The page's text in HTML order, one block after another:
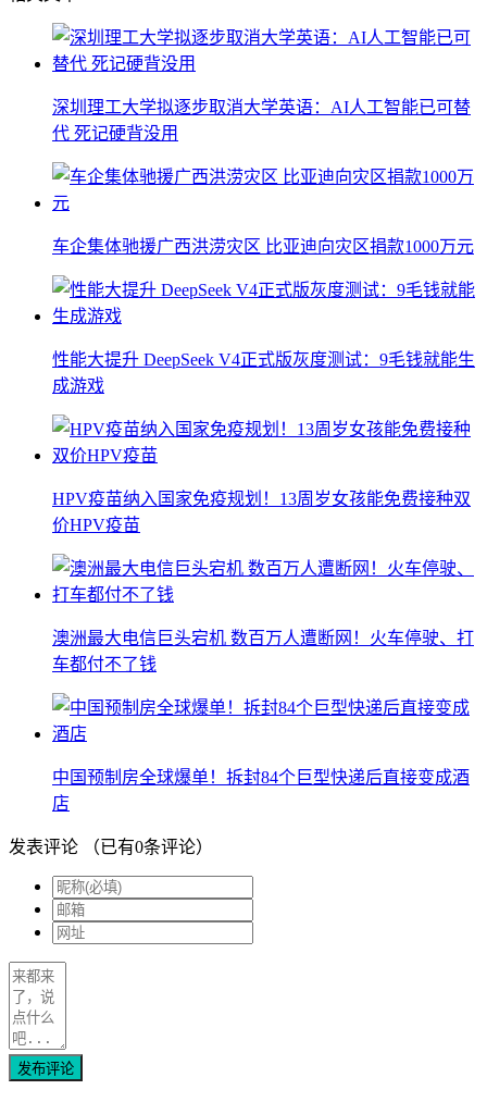
深圳理工大学拟逐步取消大学英语：AI人工智能已可替
代 死记硬背没用
车企集体驰援广西洪涝灾区 比亚迪向灾区捐款1000万元
性能大提升 DeepSeek V4正式版灰度测试：9毛钱就能生
成游戏
HPV疫苗纳入国家免疫规划！13周岁女孩能免费接种双
价HPV疫苗
澳洲最大电信巨头宕机 数百万人遭断网！火车停驶、打
车都付不了钱
中国预制房全球爆单！拆封84个巨型快递后直接变成酒
店
发表评论 （已有0条评论）
发布评论